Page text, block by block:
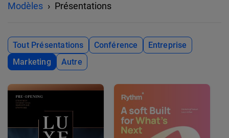
Modèles Présentations
Tout Présentations Conférence
Entreprise
Marketing
Autre